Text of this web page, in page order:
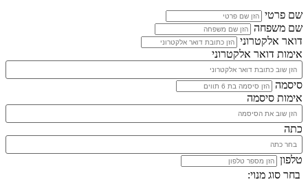
שם פרטי
שם משפחה
דואר אלקטרוני
אימות דואר אלקטרוני
סיסמה
אימות סיסמה
כתה
טלפון
בחר סוג מנוי: